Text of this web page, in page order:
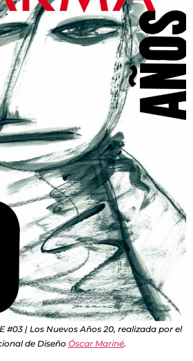
#03 | Los Nuevos Años 20, realizada por el
de Diseño Óscar Mariné.